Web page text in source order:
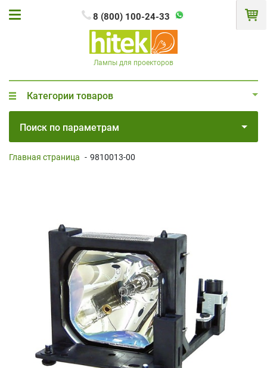
8 (800) 100-24-33
Лампы для проекторов
Категории товаров
Поиск по параметрам
Главная страница - 9810013-00